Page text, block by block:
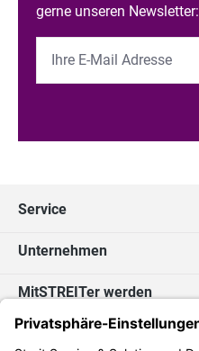
gerne unseren Newsletter:
Service
Unternehmen
MitSTREITer werden
Kontakt